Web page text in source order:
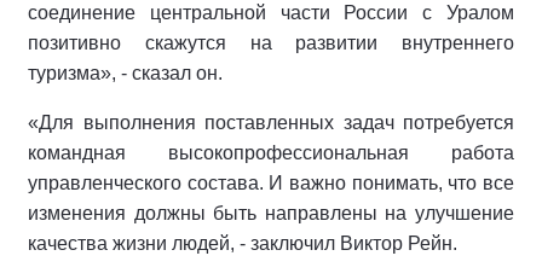
соединение центральной части России с Уралом
позитивно скажутся на развитии внутреннего
туризма», - сказал он.
«Для выполнения поставленных задач потребуется
командная высокопрофессиональная работа
управленческого состава. И важно понимать, что все
изменения должны быть направлены на улучшение
качества жизни людей, - заключил Виктор Рейн.